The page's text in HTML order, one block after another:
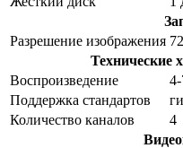
Разрешение изображения
Технические
Воспроизведение
Поддержка стандартов
Количество каналов
4